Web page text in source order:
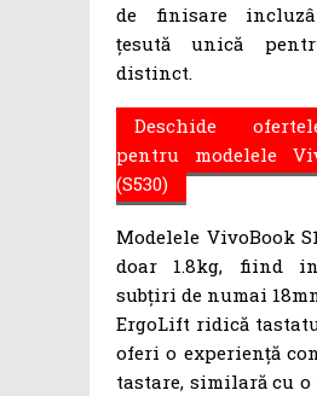
de finisare
țesută unică
distinct.
Deschide
pentru modelele
(S530)
Modelele VivoBook
doar 1.8kg, fiind
subțiri de numai
ErgoLift ridică
oferi o experiență
tastare, similară cu o